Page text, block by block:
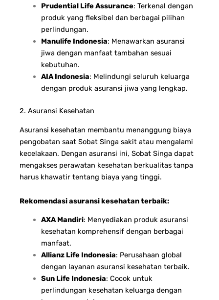
Prudential Life Assurance: Terkenal dengan
produk yang fleksibel dan berbagai pilihan
perlindungan.
Manulife Indonesia: Menawarkan asuransi
jiwa dengan manfaat tambahan sesuai
kebutuhan.
AIA Indonesia: Melindungi seluruh keluarga
dengan produk asuransi jiwa yang lengkap.
2. Asuransi Kesehatan
Asuransi kesehatan membantu menanggung biaya
pengobatan saat Sobat Singa sakit atau mengalami
kecelakaan. Dengan asuransi ini, Sobat Singa dapat
mengakses perawatan kesehatan berkualitas tanpa
harus khawatir tentang biaya yang tinggi.
Rekomendasi asuransi kesehatan terbaik:
AXA Mandiri: Menyediakan produk asuransi
kesehatan komprehensif dengan berbagai
manfaat.
Allianz Life Indonesia: Perusahaan global
dengan layanan asuransi kesehatan terbaik.
Sun Life Indonesia: Cocok untuk
perlindungan kesehatan keluarga dengan